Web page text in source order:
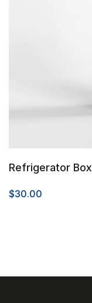
Refrigerator Box
$30.00